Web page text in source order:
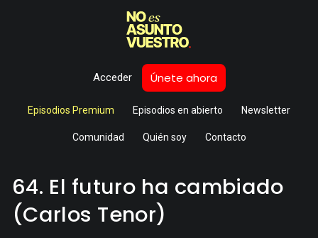
Acceder Únete ahora
Episodios Premium Episodios en abierto Newsletter
Comunidad Quién soy Contacto
64. El futuro ha cambiado
(Carlos Tenor)